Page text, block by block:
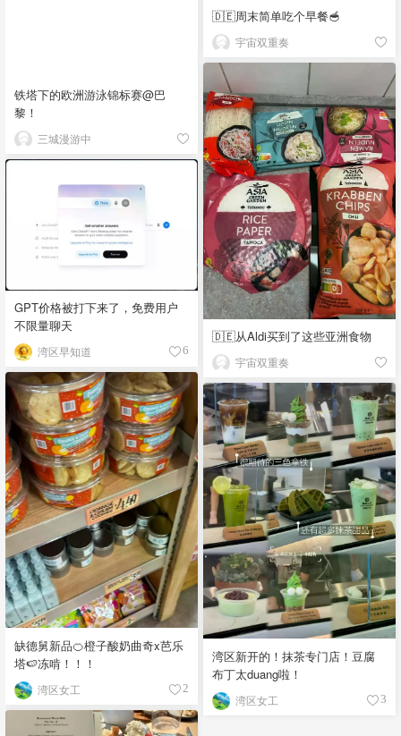
🇩🇪周末简单吃个早餐🥣
宇宙双重奏
铁塔下的欧洲游泳锦标赛@巴
黎！
三城漫游中
🇩🇪从Aldi买到了这些亚洲食物
宇宙双重奏
GPT价格被打下来了，免费用户
不限量聊天
湾区早知道 6
缺德舅新品🍊橙子酸奶曲奇x芭乐
塔🍉冻啃！！！
湾区女工 2
湾区新开的！抹茶专门店！豆腐
布丁太duang啦！
湾区女工 3